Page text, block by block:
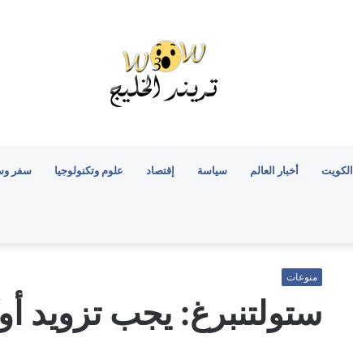
الكويت أخبار العالم سياسة إقتصاد علوم وتكنولوجيا سفر
منوعات
ستولتنبرغ: يجب تزويد